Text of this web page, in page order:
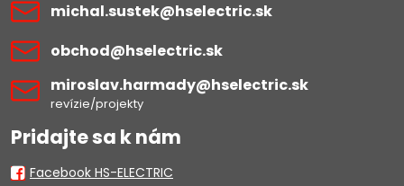
michal​.sustek​@hselectric​.sk
obchod​@hselectric​.sk
miroslav​.harmady​@hselectric​.sk
revízie/projekty
Pridajte sa k nám
Facebook HS-ELECTRIC